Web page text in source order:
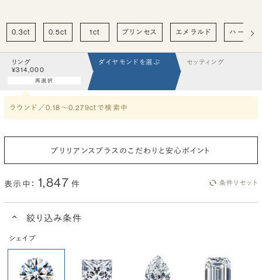
0.3ct 0.5ct 1ct プリンセス エメラルド ハート
リング
¥314,000
再選択
ダイヤモンドを選ぶ セッティング
ラウンド／0.18〜0.279ct で検索中
ブリリアンスプラスのこだわりと安心ポイント
表示中： 1,847件 条件リセット
絞り込み条件
シェイプ